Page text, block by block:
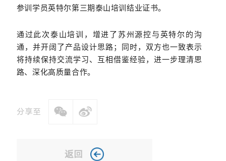
参训学员英特尔第三期泰山培训结业证书。
通过此次泰山培训，增进了苏州源控与英特尔的沟
通，并开阔了产品设计思路；同时，双方也一致表示
将持续保持交流学习、互相借鉴经验，进一步理清思
路、深化高质量合作。
分享至
返回